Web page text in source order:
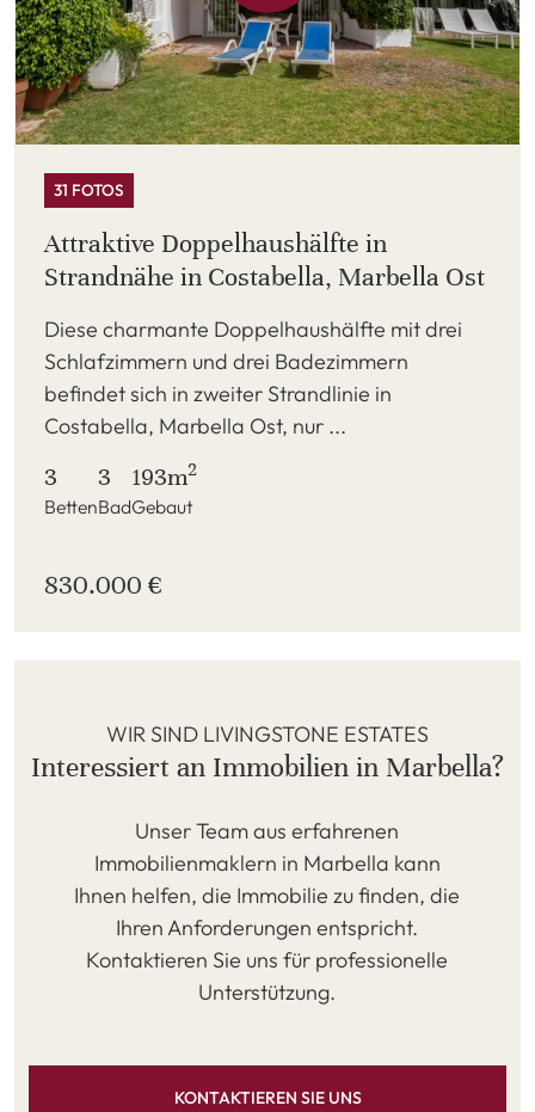
31 FOTOS
Attraktive Doppelhaushälfte in
Strandnähe in Costabella, Marbella Ost
Diese charmante Doppelhaushälfte mit drei
Schlafzimmern und drei Badezimmern
befindet sich in zweiter Strandlinie in
Costabella, Marbella Ost, nur ...
3
Betten
3
Bad
193m2
Gebaut
830.000 €
WIR SIND LIVINGSTONE ESTATES
Interessiert an Immobilien in Marbella?
Unser Team aus erfahrenen
Immobilienmaklern in Marbella kann
Ihnen helfen, die Immobilie zu finden, die
Ihren Anforderungen entspricht.
Kontaktieren Sie uns für professionelle
Unterstützung.
KONTAKTIEREN SIE UNS